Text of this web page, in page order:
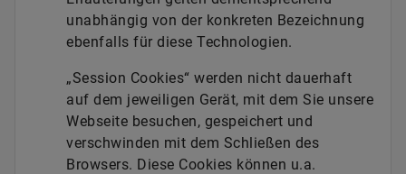
unabhängig von der konkreten Bezeichnung
ebenfalls für diese Technologien.
„Session Cookies“ werden nicht dauerhaft
auf dem jeweiligen Gerät, mit dem Sie unsere
Webseite besuchen, gespeichert und
verschwinden mit dem Schließen des
Browsers. Diese Cookies können u.a.